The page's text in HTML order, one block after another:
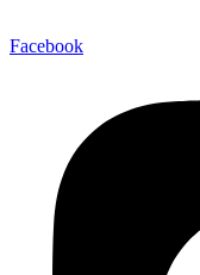
Facebook